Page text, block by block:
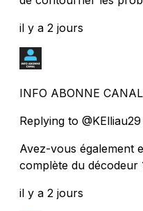
il y a 2 jours
INFO ABONNE
Replying to @KElliau29
Avez-vous également
complète du décodeur
il y a 2 jours